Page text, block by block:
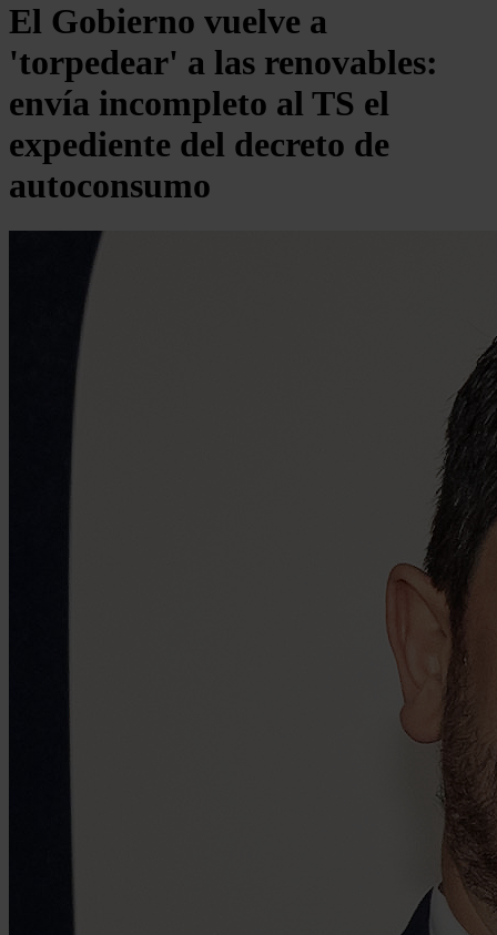
El Gobierno vuelve a
'torpedear' a las renovables:
envía incompleto al TS el
expediente del decreto de
autoconsumo